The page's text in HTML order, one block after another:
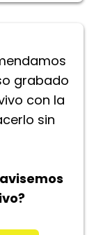
grabado
con la
sin